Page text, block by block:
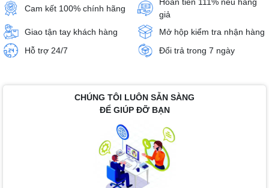
Cam kết 100% chính hãng
Hoàn tiền 111% nếu hàng
giả
Giao tận tay khách hàng
Mở hộp kiểm tra nhận hàng
Hỗ trợ 24/7
Đổi trả trong 7 ngày
CHÚNG TÔI LUÔN SẴN SÀNG
ĐỂ GIÚP ĐỠ BẠN